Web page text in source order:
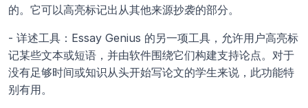
的。它可以高亮标记出从其他来源抄袭的部分。
- 详述工具：Essay Genius 的另一项工具，允许用户高亮标
记某些文本或短语，并由软件围绕它们构建支持论点。对于
没有足够时间或知识从头开始写论文的学生来说，此功能特
别有用。